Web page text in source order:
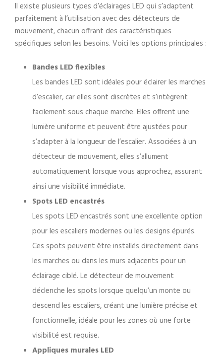
Il existe plusieurs types d’éclairages LED qui s’adaptent
parfaitement à l’utilisation avec des détecteurs de
mouvement, chacun offrant des caractéristiques
spécifiques selon les besoins. Voici les options principales :
Bandes LED flexibles
Les bandes LED sont idéales pour éclairer les marches
d’escalier, car elles sont discrètes et s’intègrent
facilement sous chaque marche. Elles offrent une
lumière uniforme et peuvent être ajustées pour
s’adapter à la longueur de l’escalier. Associées à un
détecteur de mouvement, elles s’allument
automatiquement lorsque vous approchez, assurant
ainsi une visibilité immédiate.
Spots LED encastrés
Les spots LED encastrés sont une excellente option
pour les escaliers modernes ou les designs épurés.
Ces spots peuvent être installés directement dans
les marches ou dans les murs adjacents pour un
éclairage ciblé. Le détecteur de mouvement
déclenche les spots lorsque quelqu’un monte ou
descend les escaliers, créant une lumière précise et
fonctionnelle, idéale pour les zones où une forte
visibilité est requise.
Appliques murales LED